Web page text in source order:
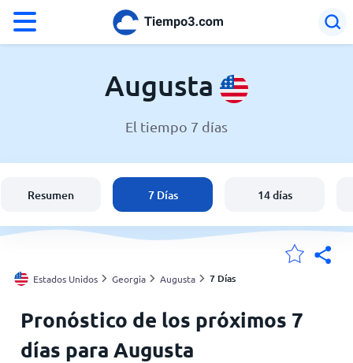
España
Argentina
Mis ubicaciones
Augusta
El tiempo 7 días
Resumen 7 Días 14 días
Estados Unidos Georgia Augusta 7 Días
Pronóstico de los próximos 7
días para Augusta